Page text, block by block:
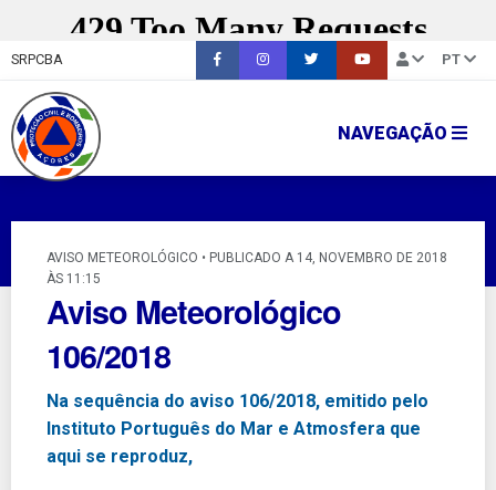
SRPCBA PT
NAVEGAÇÃO
AVISO METEOROLÓGICO • PUBLICADO A 14, NOVEMBRO DE 2018
ÀS 11:15
Aviso Meteorológico
106/2018
Na sequência do aviso 106/2018, emitido pelo
Instituto Português do Mar e Atmosfera que
aqui se reproduz,